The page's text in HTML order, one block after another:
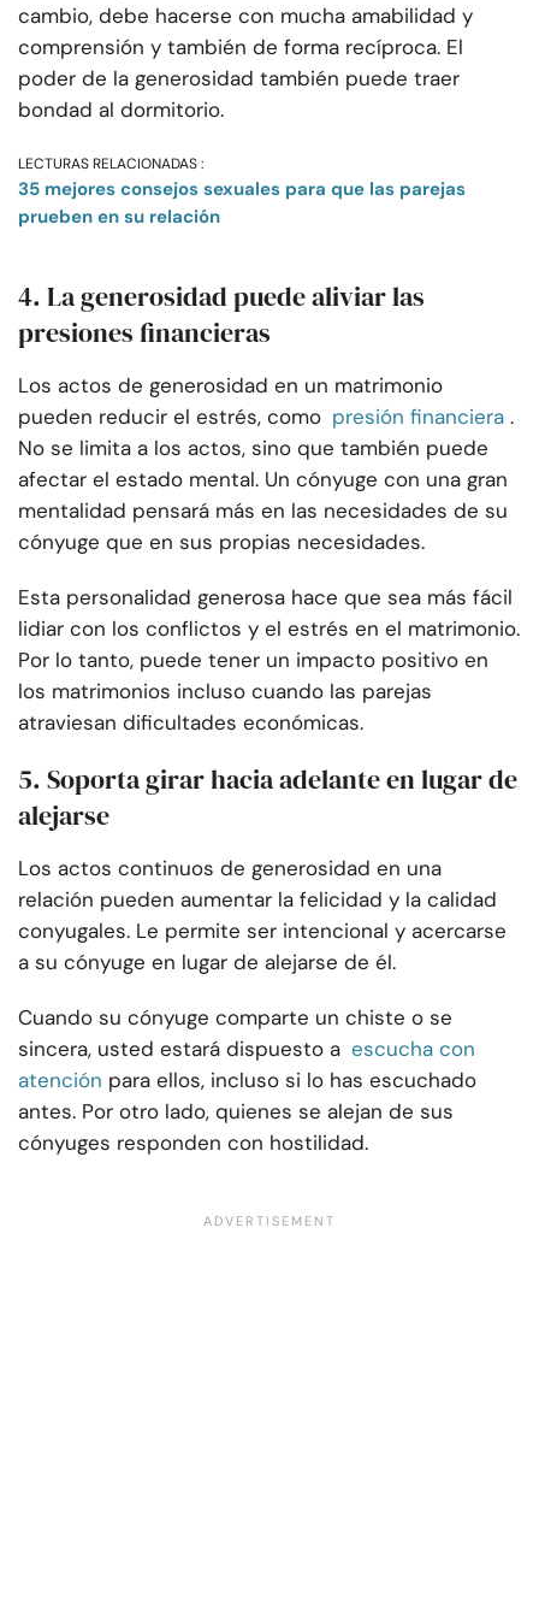
cambio, debe hacerse con mucha amabilidad y
comprensión y también de forma recíproca. El
poder de la generosidad también puede traer
bondad al dormitorio.
LECTURAS RELACIONADAS :
35 mejores consejos sexuales para que las parejas
prueben en su relación
4. La generosidad puede aliviar las
presiones financieras
Los actos de generosidad en un matrimonio
pueden reducir el estrés, como presión financiera .
No se limita a los actos, sino que también puede
afectar el estado mental. Un cónyuge con una gran
mentalidad pensará más en las necesidades de su
cónyuge que en sus propias necesidades.
Esta personalidad generosa hace que sea más fácil
lidiar con los conflictos y el estrés en el matrimonio.
Por lo tanto, puede tener un impacto positivo en
los matrimonios incluso cuando las parejas
atraviesan dificultades económicas.
5. Soporta girar hacia adelante en lugar de
alejarse
Los actos continuos de generosidad en una
relación pueden aumentar la felicidad y la calidad
conyugales. Le permite ser intencional y acercarse
a su cónyuge en lugar de alejarse de él.
Cuando su cónyuge comparte un chiste o se
sincera, usted estará dispuesto a escucha con
atención para ellos, incluso si lo has escuchado
antes. Por otro lado, quienes se alejan de sus
cónyuges responden con hostilidad.